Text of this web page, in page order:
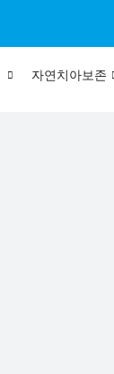
자연치아보존